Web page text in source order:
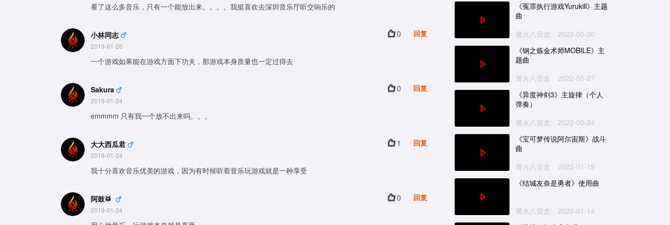
看了这么多音乐，只有一个能放出来。。。。我挺喜欢去深圳音乐厅听交响乐的
小林同志
2019-01-26
0 回复
一个游戏如果能在游戏方面下功夫，那游戏本身质量也一定过得去
Sakura
2019-01-24
0 回复
emmmm 只有我一个放不出来吗。。。
大大西瓜君
2019-01-24
1 回复
我十分喜欢音乐优美的游戏，因为有时候听着音乐玩游戏就是一种享受
阿鼓🥁
2019-01-24
0 回复
《冤罪执行游戏Yurukill》主题
曲
篝火八音盒
2022-05-30
《钢之炼金术师MOBILE》主
题曲
篝火八音盒
2022-05-27
《异度神剑3》主旋律（个人
弹奏）
篝火八音盒
2022-05-24
《宝可梦传说阿尔宙斯》战斗
曲
篝火八音盒
2022-01-19
《结城友奈是勇者》使用曲
篝火八音盒
2022-01-14